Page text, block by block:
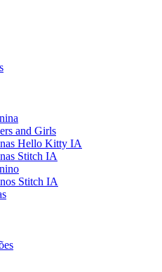
and Girls
Hello Kitty IA
Stitch IA
Stitch IA